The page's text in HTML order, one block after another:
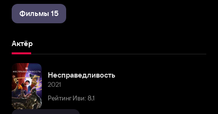
Фильмы 15
Актёр
Несправедливость
2021
Рейтинг Иви: 8,1